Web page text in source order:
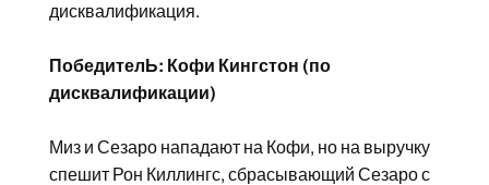
дисквалификация.
ПобедителЬ: Кофи Кингстон (по
дисквалификации)
Миз и Сезаро нападают на Кофи, но на выручку
спешит Рон Киллингс, сбрасывающий Сезаро с